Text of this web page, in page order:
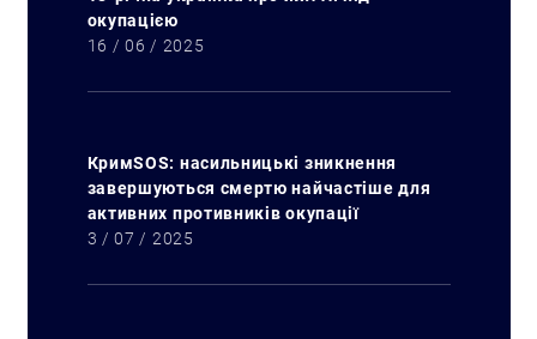
окупацією
16 / 06 / 2025
КримSOS: насильницькі зникнення
завершуються смертю найчастіше для
активних противників окупації
3 / 07 / 2025